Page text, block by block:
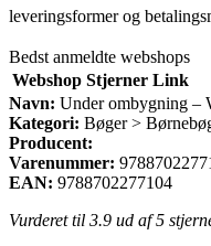
leveringsformer og
Bedst anmeldte webshops
Webshop Stjerner Link
Navn: Under ombygning –
Kategori: Bøger >
Producent:
Varenummer:
EAN: 9788702277104
Vurderet til 3.9 ud af 5